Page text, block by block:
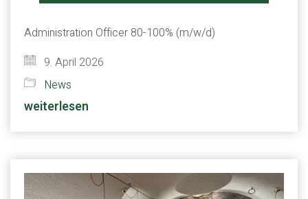
Administration Officer 80-100% (m/w/d)
9. April 2026
News
weiterlesen